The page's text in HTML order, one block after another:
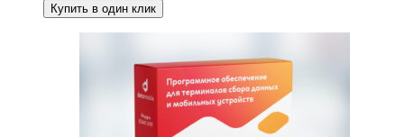
Купить в один клик